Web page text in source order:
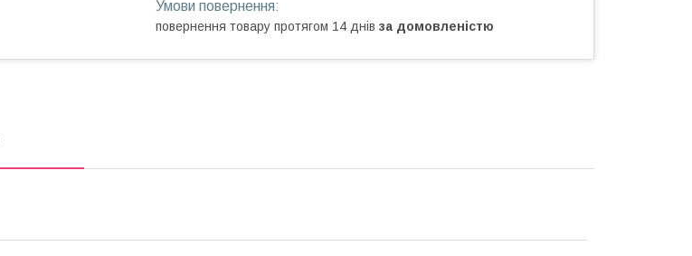
повернення товару протягом 14 днів за домовленістю